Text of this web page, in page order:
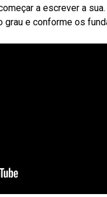
a escrever a
e conforme os